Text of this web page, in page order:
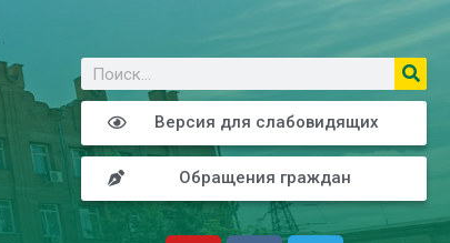
Версия для слабовидящих
Обращения граждан